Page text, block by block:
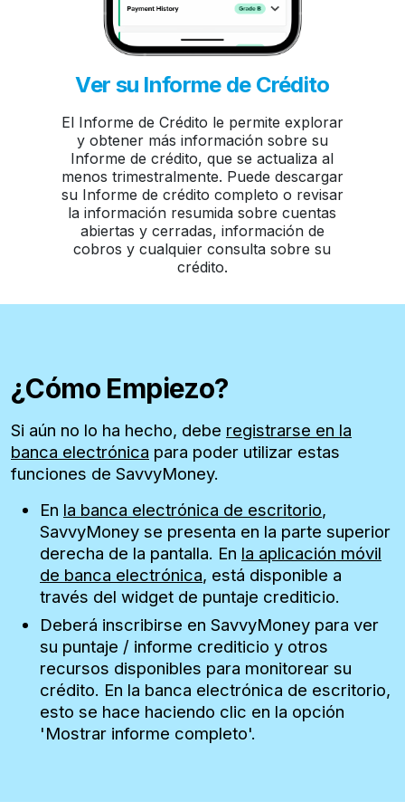
Ver su Informe de Crédito
El Informe de Crédito le permite explorar
y obtener más información sobre su
Informe de crédito, que se actualiza al
menos trimestralmente. Puede descargar
su Informe de crédito completo o revisar
la información resumida sobre cuentas
abiertas y cerradas, información de
cobros y cualquier consulta sobre su
crédito.
¿Cómo Empiezo?
Si aún no lo ha hecho, debe registrarse en la
banca electrónica para poder utilizar estas
funciones de SavvyMoney.
En la banca electrónica de escritorio,
SavvyMoney se presenta en la parte superior
derecha de la pantalla. En la aplicación móvil
de banca electrónica, está disponible a
través del widget de puntaje crediticio.
Deberá inscribirse en SavvyMoney para ver
su puntaje / informe crediticio y otros
recursos disponibles para monitorear su
crédito. En la banca electrónica de escritorio,
esto se hace haciendo clic en la opción
'Mostrar informe completo'.